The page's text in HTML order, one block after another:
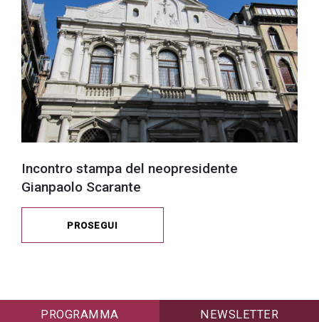
Incontro stampa del neopresidente
Gianpaolo Scarante
PROSEGUI
PROGRAMMA NEWSLETTER